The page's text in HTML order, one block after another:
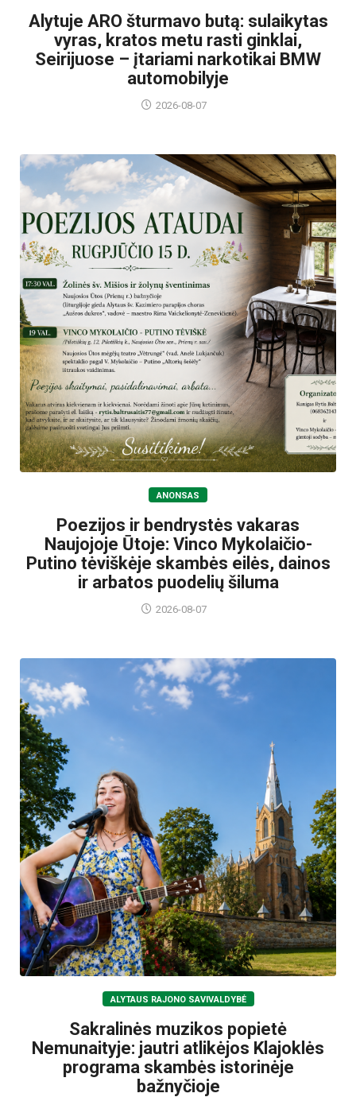
Alytuje ARO šturmavo butą: sulaikytas
vyras, kratos metu rasti ginklai,
Seirijuose – įtariami narkotikai BMW
automobilyje
2026-08-07
ANONSAS
Poezijos ir bendrystės vakaras
Naujojoje Ūtoje: Vinco Mykolaičio-
Putino tėviškėje skambės eilės, dainos
ir arbatos puodelių šiluma
2026-08-07
ALYTAUS RAJONO SAVIVALDYBĖ
Sakralinės muzikos popietė
Nemunaityje: jautri atlikėjos Klajoklės
programa skambės istorinėje
bažnyčioje